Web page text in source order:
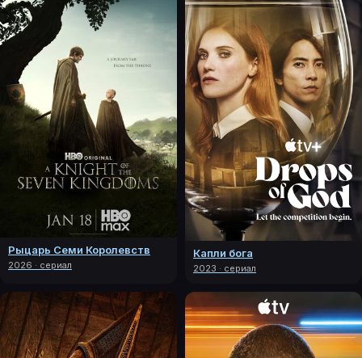
Рыцарь Семи Королевств
2026 · сериал
Капли бога
2023 · сериал